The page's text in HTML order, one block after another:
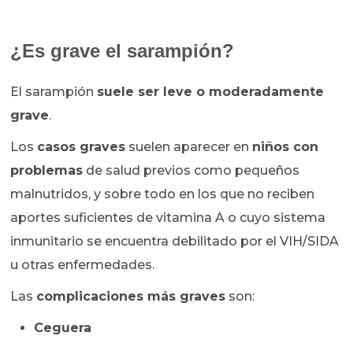
¿Es grave el sarampión?
El sarampión suele ser leve o moderadamente
grave.
Los casos graves suelen aparecer en niños con
problemas de salud previos como pequeños
malnutridos, y sobre todo en los que no reciben
aportes suficientes de vitamina A o cuyo sistema
inmunitario se encuentra debilitado por el VIH/SIDA
u otras enfermedades.
Las complicaciones más graves son:
Ceguera